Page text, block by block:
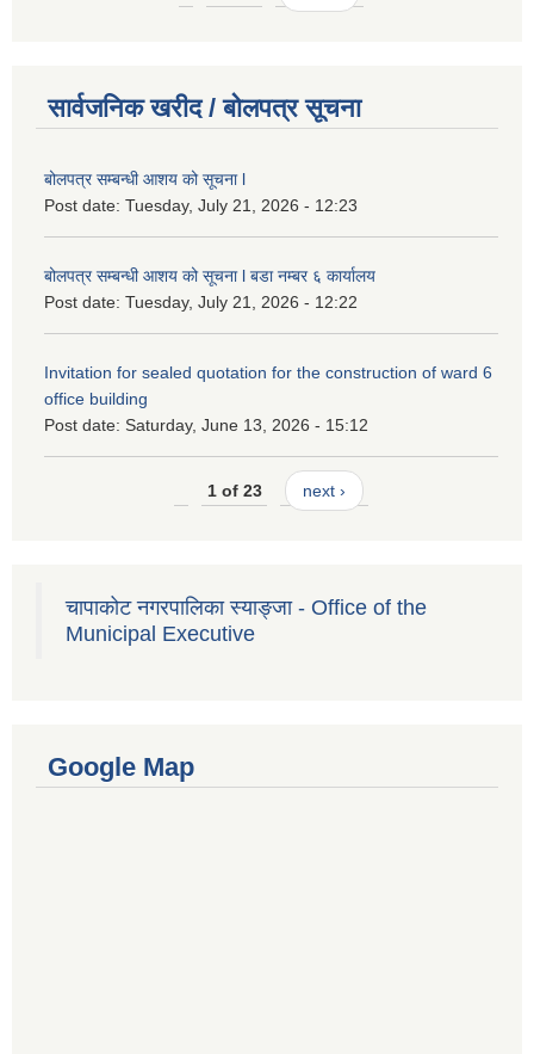
सार्वजनिक खरीद / बोलपत्र सूचना
बोलपत्र सम्बन्धी आशय को सूचना l
Post date: Tuesday, July 21, 2026 - 12:23
बोलपत्र सम्बन्धी आशय को सूचना l बडा नम्बर ६ कार्यालय
Post date: Tuesday, July 21, 2026 - 12:22
Invitation for sealed quotation for the construction of ward 6
office building
Post date: Saturday, June 13, 2026 - 15:12
1 of 23 next ›
चापाकोट नगरपालिका स्याङ्जा - Office of the
Municipal Executive
Google Map